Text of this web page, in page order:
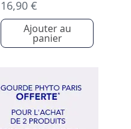
16,90 €
Ajouter au
panier